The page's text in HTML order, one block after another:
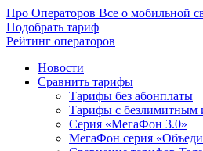
Про Операторов Все о мобильной
Подобрать тариф
Рейтинг операторов
Новости
Сравнить тарифы
Тарифы без абонплаты
Тарифы с безлимитным
Серия «МегаФон 3.0»
МегаФон серия